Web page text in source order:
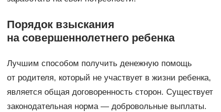
Порядок взыскания
на совершеннолетнего ребенка
Лучшим способом получить денежную помощь
от родителя, который не участвует в жизни ребенка,
является общая договоренность сторон. Существует
законодательная норма — добровольные выплаты.